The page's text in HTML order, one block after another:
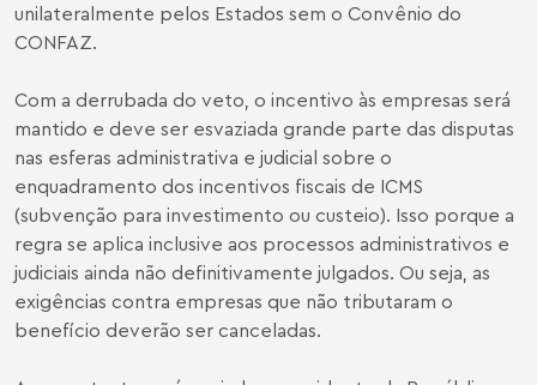
unilateralmente pelos Estados sem o Convênio do
CONFAZ.
Com a derrubada do veto, o incentivo às empresas será
mantido e deve ser esvaziada grande parte das disputas
nas esferas administrativa e judicial sobre o
enquadramento dos incentivos fiscais de ICMS
(subvenção para investimento ou custeio). Isso porque a
regra se aplica inclusive aos processos administrativos e
judiciais ainda não definitivamente julgados. Ou seja, as
exigências contra empresas que não tributaram o
benefício deverão ser canceladas.